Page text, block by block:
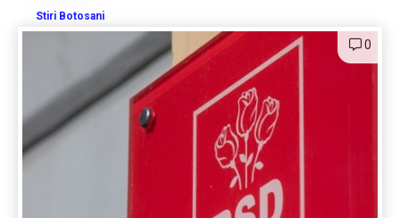
Stiri Botosani
0